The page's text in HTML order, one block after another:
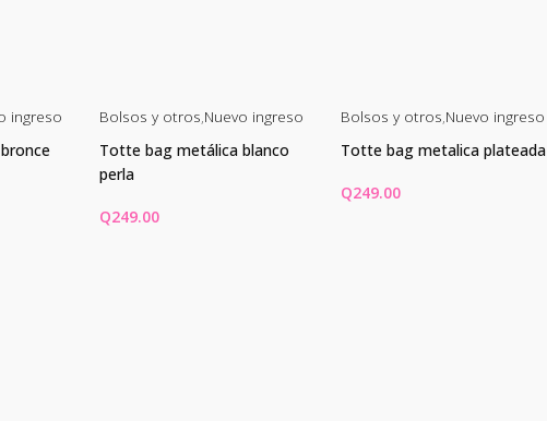
ingreso
Bolsos y otros,Nuevo ingreso
Totte bag metálica blanco
perla
Q249.00
Bolsos y otros,Nuevo ingreso
Totte bag metalica plateada
Q249.00